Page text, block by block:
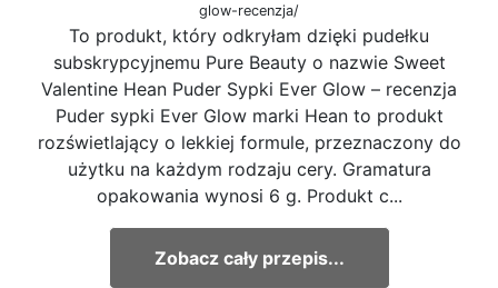
glow-recenzja/
To produkt, który odkryłam dzięki pudełku
subskrypcyjnemu Pure Beauty o nazwie Sweet
Valentine Hean Puder Sypki Ever Glow – recenzja
Puder sypki Ever Glow marki Hean to produkt
rozświetlający o lekkiej formule, przeznaczony do
użytku na każdym rodzaju cery. Gramatura
opakowania wynosi 6 g. Produkt c...
Zobacz cały przepis...